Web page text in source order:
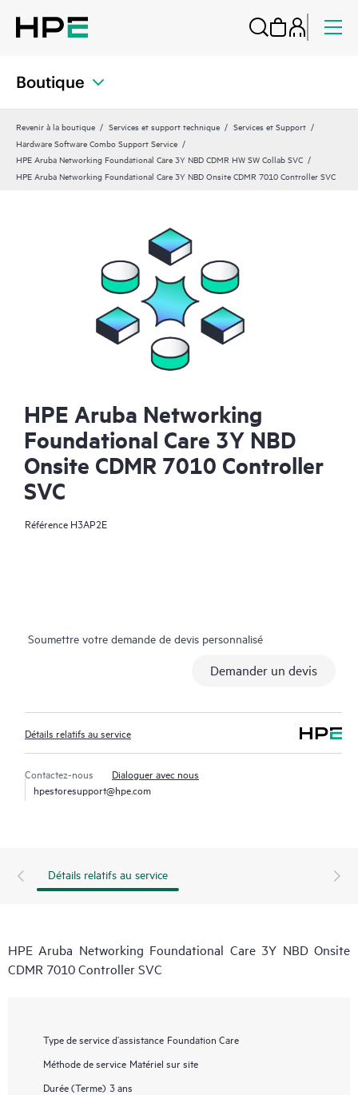
Boutique
Revenir à la boutique Services et support technique
Services et Support
Hardware Software Combo Support Service
HPE Aruba Networking Foundational Care 3Y NBD CDMR HW SW Collab SVC
HPE Aruba Networking Foundational Care 3Y NBD Onsite CDMR 7010 Controller SVC
HPE Aruba Networking
Foundational Care 3Y NBD
Onsite CDMR 7010 Controller
SVC
Référence H3AP2E
Soumettre votre demande de devis personnalisé
Demander un devis
Détails relatifs au service
Contactez-nous
Dialoguer avec nous
hpestoresupport@hpe.com
Détails relatifs au service
HPE Aruba Networking Foundational Care 3Y NBD Onsite
CDMR 7010 Controller SVC
Type de service d’assistance Foundation Care
Méthode de service Matériel sur site
Durée (Terme) 3 ans